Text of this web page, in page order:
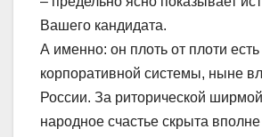
Вашего кандидата.
А именно: он плоть от плоти есть
корпоративной системы, ныне
России. За риторической
народное счастье скрыта